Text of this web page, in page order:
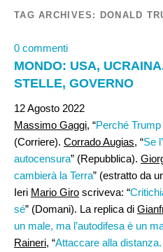
TAG ARCHIVES: DONALD
0 commenti
MONDO: USA,
STELLE, GOVERNO
12 Agosto 2022
Massimo Gaggi, “Perché
(Corriere). Corrado Augias, “Se
autocensura” (Repubblica).
cambierà la Terra” (estratto da
Ieri Mario Giro scriveva: “
sé” (Domani). La replica di
un male, ma l’autodifesa è un
Raineri, “Attaccare alla